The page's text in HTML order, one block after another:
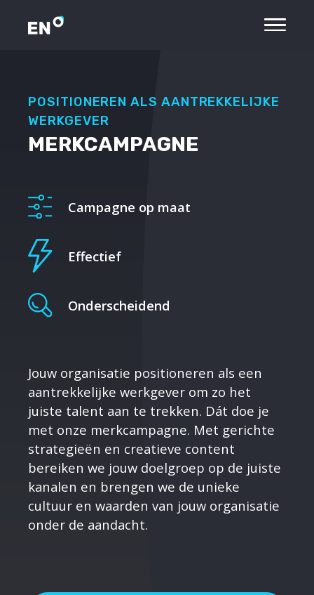
POSITIONEREN ALS AANTREKKELIJKE
WERKGEVER
MERKCAMPAGNE
Campagne op maat
Effectief
Onderscheidend
Jouw organisatie positioneren als een
aantrekkelijke werkgever om zo het
juiste talent aan te trekken. Dát doe je
met onze merkcampagne. Met gerichte
strategieën en creatieve content
bereiken we jouw doelgroep op de juiste
kanalen en brengen we de unieke
cultuur en waarden van jouw organisatie
onder de aandacht.